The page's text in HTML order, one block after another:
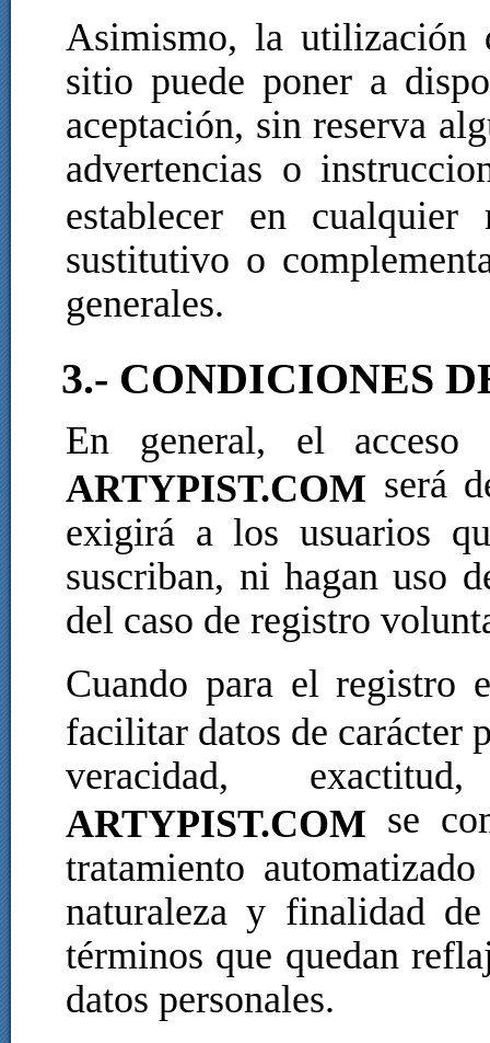
Asimismo, la utilización
sitio puede poner a
aceptación, sin reserva
advertencias o
establecer en cualquier
sustitutivo o
generales.
3.- CONDICIONES
En general, el
ARTYPIST.COM será
exigirá a los usuarios
suscriban, ni hagan uso
del caso de registro
Cuando para el registro
facilitar datos de carácter
veracidad,
ARTYPIST.COM se
tratamiento
naturaleza y finalidad
términos que quedan
datos personales.